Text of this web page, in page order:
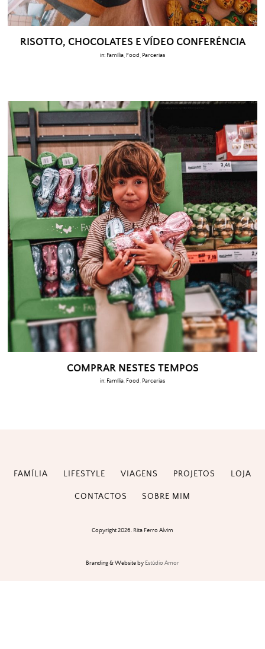
RISOTTO, CHOCOLATES E VÍDEO CONFERÊNCIA
in: Família Food Parcerias
COMPRAR NESTES TEMPOS
in: Família Food Parcerias
FAMÍLIA LIFESTYLE VIAGENS PROJETOS LOJA
CONTACTOS SOBRE MIM
Copyright 2026. Rita Ferro Alvim
Branding & Website by Estúdio Amor